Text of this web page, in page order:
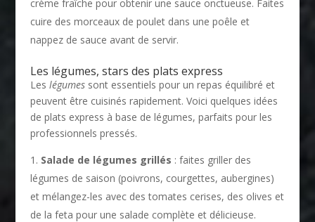
crème fraîche pour obtenir une sauce onctueuse. Faites
cuire des morceaux de poulet dans une poêle et
nappez de sauce avant de servir.
Les légumes, stars des plats express
Les légumessont essentiels pour un repas équilibré et
peuvent être cuisinés rapidement. Voici quelques idées
de plats express à base de légumes, parfaits pour les
professionnels pressés.
Salade de légumes grillés : faites griller des
légumes de saison (poivrons, courgettes, aubergines)
et mélangez-les avec des tomates cerises, des olives et
de la feta pour une salade complète et délicieuse.